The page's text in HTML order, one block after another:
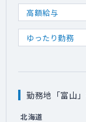
高額給与
ゆったり勤務
勤務地「富山
北海道